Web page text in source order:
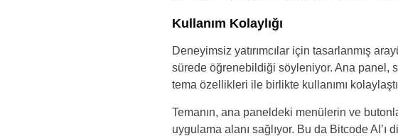
Kullanım Kolaylığı
Deneyimsiz yatırımcılar için tasarlanmış
sürede öğrenebildiği söyleniyor. Ana panel,
tema özellikleri ile birlikte kullanımı
Temanın, ana paneldeki menülerin ve
uygulama alanı sağlıyor. Bu da Bitcode